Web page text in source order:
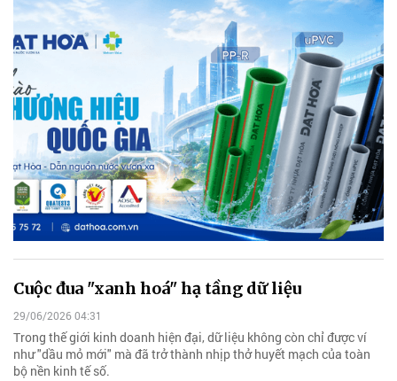
Cuộc đua "xanh hoá" hạ tầng dữ liệu
29/06/2026 04:31
Trong thế giới kinh doanh hiện đại, dữ liệu không còn chỉ được ví
như "dầu mỏ mới" mà đã trở thành nhịp thở huyết mạch của toàn
bộ nền kinh tế số.